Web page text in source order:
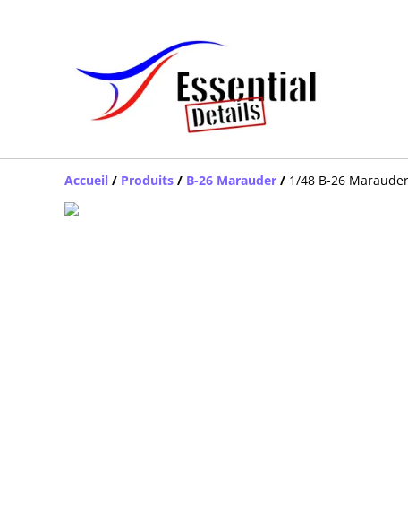
Accueil / Produits / B-26 Marauder / 1/48 B-26